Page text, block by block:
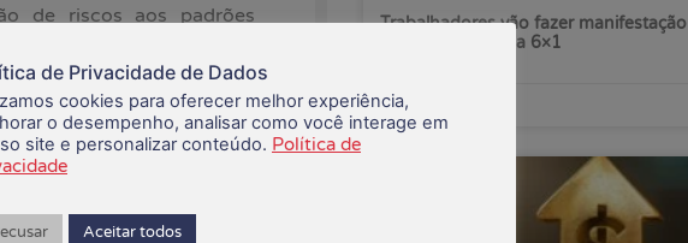
de riscos aos padrões
498 pontos-base (bps),
Trabalhadores vão fazer manifestação
pelo fim da escala 6×1
07/08/2026
de Privacidade de Dados
cookies para oferecer melhor experiência,
o desempenho, analisar como você interage em
site e personalizar conteúdo. Política de
Aceitar todos